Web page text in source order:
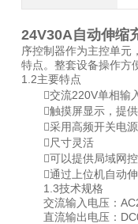
24V30A自动伸缩
序控制器作为主控单元
特点。整套设备操作方
1.2主要特点
交流220V单相输
触摸屏显示，提供
采用高频开关电源
尺寸灵活
可以提供局域网控
通过上位机自动伸
1.3技术规格
交流输入电压：
直流输出电压：